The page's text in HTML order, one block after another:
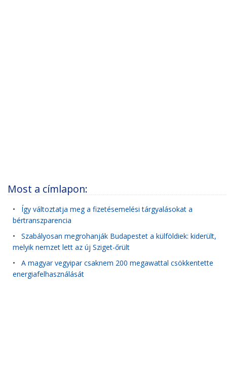
Most a címlapon:
• Így változtatja meg a fizetésemelési tárgyalásokat a
bértranszparencia
• Szabályosan megrohanják Budapestet a külföldiek: kiderült,
melyik nemzet lett az új Sziget-őrült
• A magyar vegyipar csaknem 200 megawattal csökkentette
energiafelhasználását